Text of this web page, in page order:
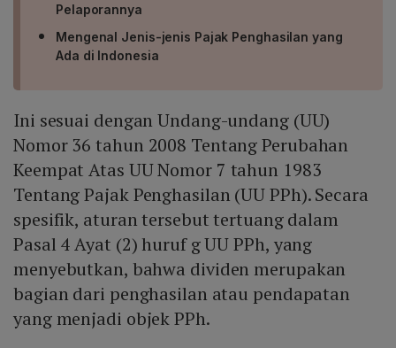
Pelaporannya
Mengenal Jenis-jenis Pajak Penghasilan yang
Ada di Indonesia
Ini sesuai dengan Undang-undang (UU)
Nomor 36 tahun 2008 Tentang Perubahan
Keempat Atas UU Nomor 7 tahun 1983
Tentang Pajak Penghasilan (UU PPh). Secara
spesifik, aturan tersebut tertuang dalam
Pasal 4 Ayat (2) huruf g UU PPh, yang
menyebutkan, bahwa dividen merupakan
bagian dari penghasilan atau pendapatan
yang menjadi objek PPh.